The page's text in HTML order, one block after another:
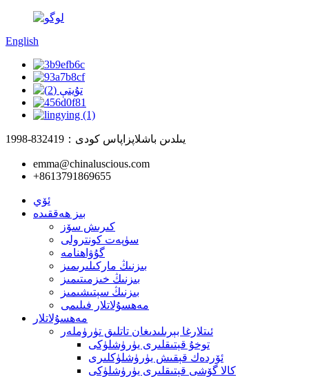
English
1998-يىلدىن باشلاپزاپاس كودى：832419
emma@chinaluscious.com
+8613791869655
ئۆي
بىز ھەققىدە
كىرىش سۆز
سۈپەت كونترولى
گۇۋاھنامە
بىزنىڭ ماركىلىرىمىز
بىزنىڭ خىزمىتىمىز
بىزنىڭ سېتىشىمىز
مەھسۇلاتلار فىلىمى
مەھسۇلاتلار
ئىتلارغا بېرىلىدىغان تاتلىق تۈرۈملەر
توخۇ قېتىقلىرى يۈرۈشلۈكى
ئۆردەك قېقىش يۈرۈشلۈكلىرى
كالا گۆشى قېتىقلىرى يۈرۈشلۈكى